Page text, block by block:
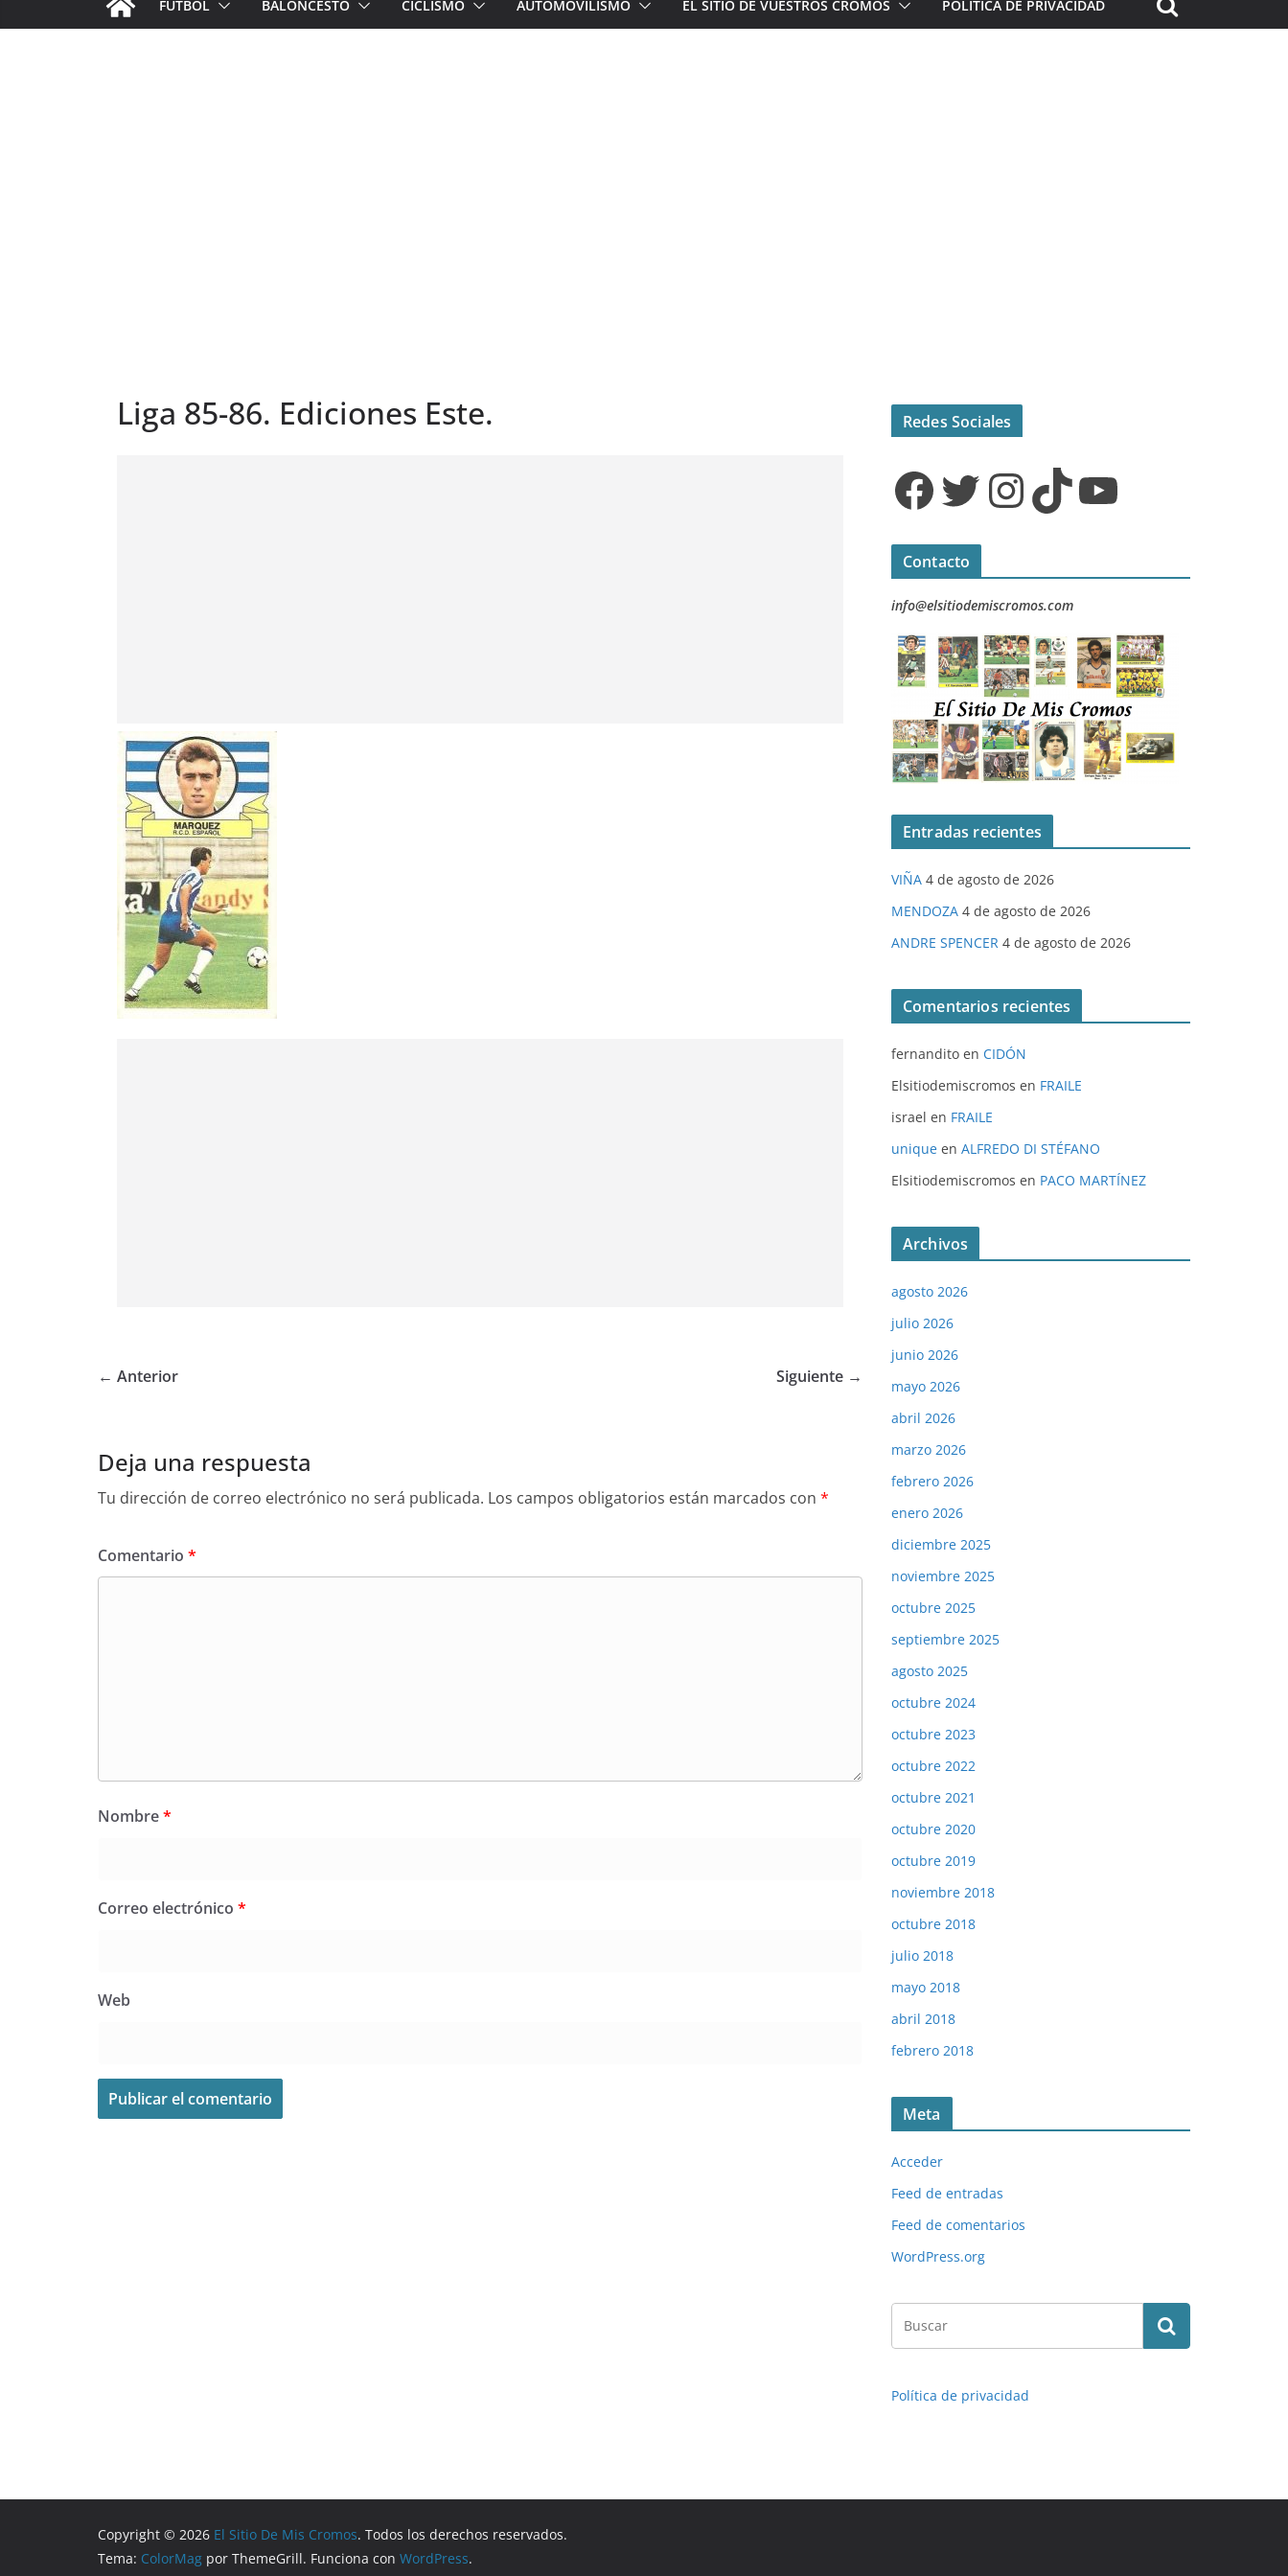
FÚTBOL BALONCESTO CICLISMO AUTOMOVILISMO EL SITIO DE VUESTROS CROMOS POLÍTICA DE PRIVACIDAD
Liga 85-86. Ediciones Este.
← Anterior Siguiente →
Deja una respuesta
Tu dirección de correo electrónico no será publicada. Los campos obligatorios están marcados con *
Comentario *
Nombre*
Correo electrónico *
Web
Redes Sociales
Facebook Twitter InstagramTikTok YouTube
Contacto
info@elsitiodemiscromos.com
Entradas recientes
VIÑA 4 de agosto de 2026
MENDOZA 4 de agosto de 2026
ANDRE SPENCER 4 de agosto de 2026
Comentarios recientes
fernandito en CIDÓN
Elsitiodemiscromos en FRAILE
israel en FRAILE
unique en ALFREDO DI STÉFANO
Elsitiodemiscromos en PACO MARTÍNEZ
Archivos
agosto 2026
julio 2026
junio 2026
mayo 2026
abril 2026
marzo 2026
febrero 2026
enero 2026
diciembre 2025
noviembre 2025
octubre 2025
septiembre 2025
agosto 2025
octubre 2024
octubre 2023
octubre 2022
octubre 2021
octubre 2020
octubre 2019
noviembre 2018
octubre 2018
julio 2018
mayo 2018
abril 2018
febrero 2018
Meta
Acceder
Feed de entradas
Feed de comentarios
WordPress.org
Política de privacidad
Copyright © 2026 El Sitio De Mis Cromos. Todos los derechos reservados.
Tema: ColorMag por ThemeGrill. Funciona con WordPress.